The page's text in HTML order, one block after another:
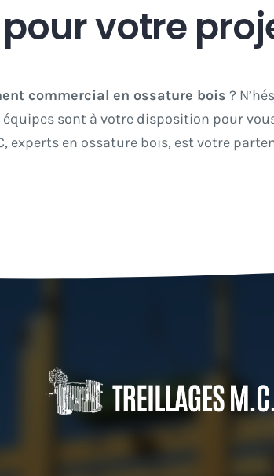
votre
commercial en ossature bois ?
sont à votre disposition pour
experts en ossature bois, est votre